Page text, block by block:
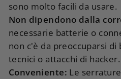
sono molto facili da usare.
Non dipendono dalla
necessarie batterie o
non c'è da preoccuparsi
tecnici o attacchi di hacker.
Conveniente: Le